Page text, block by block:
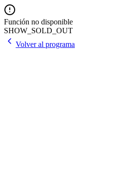
Función no disponible
SHOW_SOLD_OUT
Volver al programa